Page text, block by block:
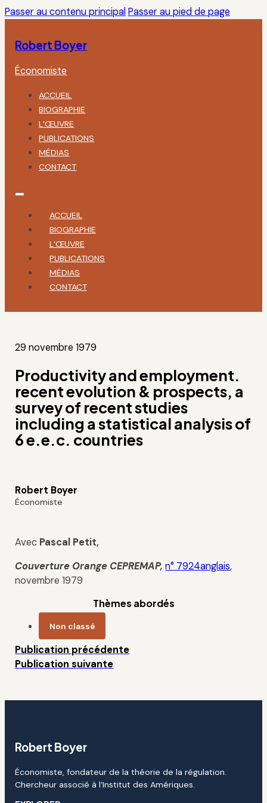
Passer au contenu principal Passer au pied de page
Robert Boyer
Économiste
ACCUEIL
BIOGRAPHIE
L’ŒUVRE
PUBLICATIONS
MÉDIAS
CONTACT
ACCUEIL
BIOGRAPHIE
L’ŒUVRE
PUBLICATIONS
MÉDIAS
CONTACT
29 novembre 1979
Productivity and employment.
recent evolution & prospects, a
survey of recent studies
including a statistical analysis of
6 e.e.c. countries
Robert Boyer
Économiste
Avec Pascal Petit,
Couverture Orange CEPREMAP, n° 7924anglais,
novembre 1979
Thèmes abordés
Non classé
Publication précédente
Publication suivante
Robert Boyer
Économiste, fondateur de la théorie de la régulation.
Chercheur associé à l’Institut des Amériques.